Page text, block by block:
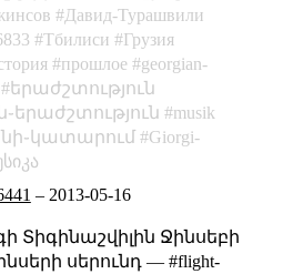
Давид-Турашвили
Тбилиси
Грузия
прошлое
georgian-
երաժշտություն
musik
Giorgi-
– 2013-05-16
Տիգինաշվիլին Ջինսեբի
սերունդ — #flight-